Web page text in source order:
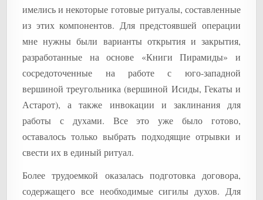
имелись и некоторые готовые ритуалы, составленные
из этих компонентов. Для предстоявшей операции
мне нужны были варианты открытия и закрытия,
разработанные на основе «Книги Пирамиды» и
сосредоточенные на работе с юго-западной
вершиной треугольника (вершиной Исиды, Гекаты и
Астарот), а также инвокации и заклинания для
работы с духами. Все это уже было готово,
оставалось только выбрать подходящие отрывки и
свести их в единый ритуал.
Более трудоемкой оказалась подготовка договора,
содержащего все необходимые сигилы духов. Для